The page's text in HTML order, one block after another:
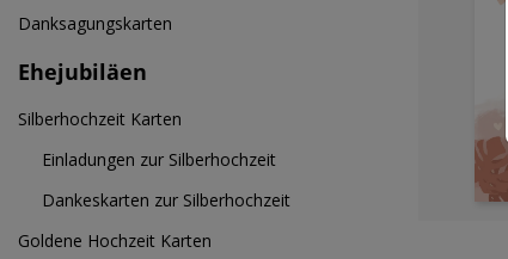
Danksagungskarten
Ehejubiläen
Silberhochzeit Karten
Einladungen zur Silberhochzeit
Dankeskarten zur Silberhochzeit
Goldene Hochzeit Karten